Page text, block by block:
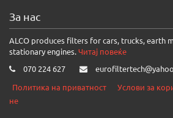
За нас
ALCO produces filters for cars, trucks, earth
stationary engines.Читај повеќе
070 224 627
Политика на приватност
Услови за
не